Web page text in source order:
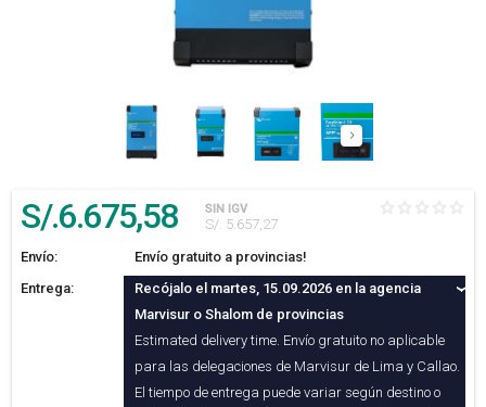
S/.6.675,58 SIN IGV
S/. 5.657,27
Envío:
Envío gratuito a provincias!
Entrega:
Recójalo el martes, 15.09.2026 en la agencia
Marvisur o Shalom de provincias
Estimated delivery time. Envío gratuito no aplicable
para las delegaciones de Marvisur de Lima y Callao.
El tiempo de entrega puede variar según destino o